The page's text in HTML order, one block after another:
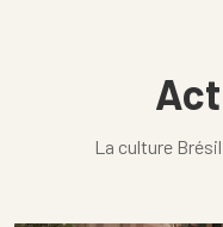
La culture